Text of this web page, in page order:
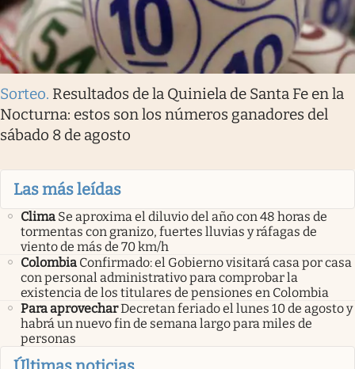
Sorteo. Resultados de la Quiniela de Santa Fe en la
Nocturna: estos son los números ganadores del
sábado 8 de agosto
Las más leídas
Clima Se aproxima el diluvio del año con 48 horas de
tormentas con granizo, fuertes lluvias y ráfagas de
viento de más de 70 km/h
Colombia Confirmado: el Gobierno visitará casa por casa
con personal administrativo para comprobar la
existencia de los titulares de pensiones en Colombia
Para aprovecharDecretan feriado el lunes 10 de agosto y
habrá un nuevo fin de semana largo para miles de
personas